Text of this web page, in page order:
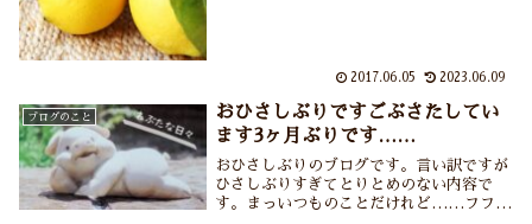
2017.06.05 2023.06.09
ブログのこと
おひさしぶりですごぶさたしてい
ます3ヶ月ぶりです……
おひさしぶりのブログです。言い訳ですが
ひさしぶりすぎてとりとめのない内容で
す。まっいつものことだけれど……フフ